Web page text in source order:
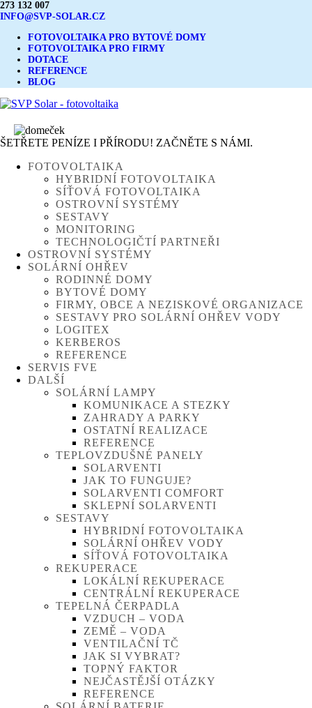
273 132 007
INFO@SVP-SOLAR.CZ
FOTOVOLTAIKA PRO BYTOVÉ DOMY
FOTOVOLTAIKA PRO FIRMY
DOTACE
REFERENCE
BLOG
ŠETŘETE PENÍZE I PŘÍRODU! ZAČNĚTE S NÁMI.
FOTOVOLTAIKA
HYBRIDNÍ FOTOVOLTAIKA
SÍŤOVÁ FOTOVOLTAIKA
OSTROVNÍ SYSTÉMY
SESTAVY
MONITORING
TECHNOLOGIČTÍ PARTNEŘI
OSTROVNÍ SYSTÉMY
SOLÁRNÍ OHŘEV
RODINNÉ DOMY
BYTOVÉ DOMY
FIRMY, OBCE A NEZISKOVÉ ORGANIZACE
SESTAVY PRO SOLÁRNÍ OHŘEV VODY
LOGITEX
KERBEROS
REFERENCE
SERVIS FVE
DALŠÍ
SOLÁRNÍ LAMPY
KOMUNIKACE A STEZKY
ZAHRADY A PARKY
OSTATNÍ REALIZACE
REFERENCE
TEPLOVZDUŠNÉ PANELY
SOLARVENTI
JAK TO FUNGUJE?
SOLARVENTI COMFORT
SKLEPNÍ SOLARVENTI
SESTAVY
HYBRIDNÍ FOTOVOLTAIKA
SOLÁRNÍ OHŘEV VODY
SÍŤOVÁ FOTOVOLTAIKA
REKUPERACE
LOKÁLNÍ REKUPERACE
CENTRÁLNÍ REKUPERACE
TEPELNÁ ČERPADLA
VZDUCH – VODA
ZEMĚ – VODA
VENTILAČNÍ TČ
JAK SI VYBRAT?
TOPNÝ FAKTOR
NEJČASTĚJŠÍ OTÁZKY
REFERENCE